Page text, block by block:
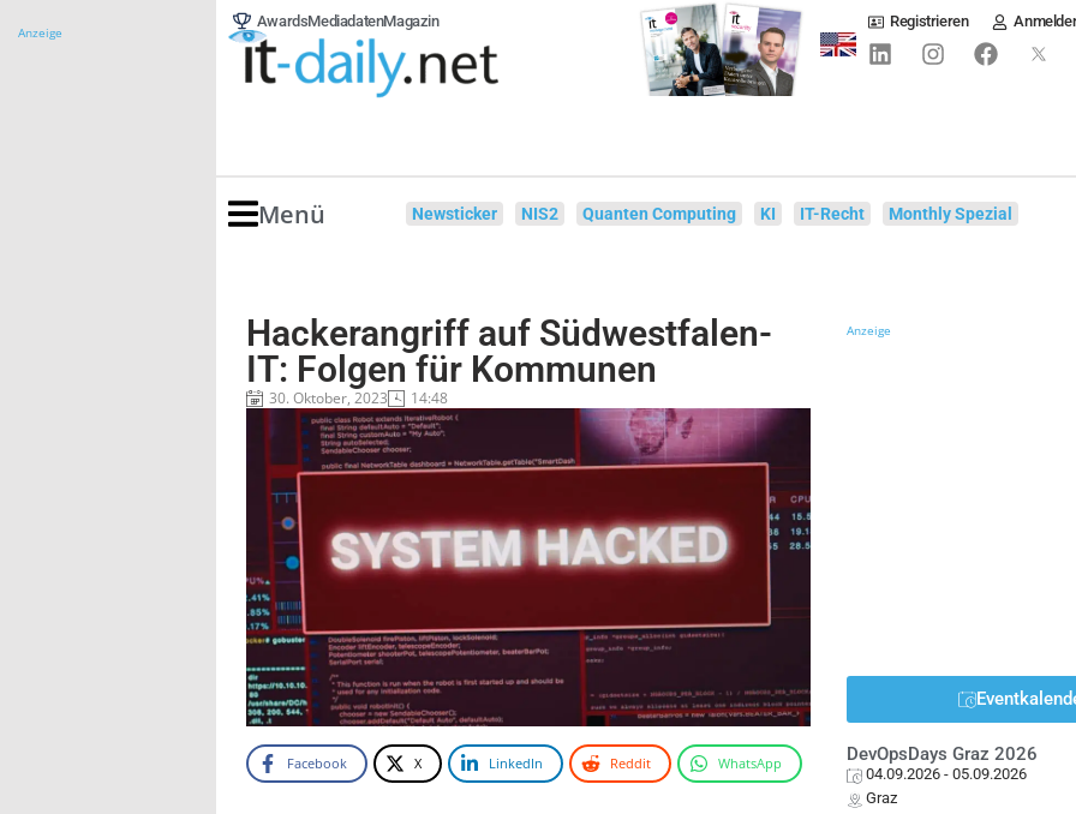
Anzeige
AwardsMediadatenMagazin Registrieren
Menü Newsticker NIS2 Quanten Computing KI IT-Recht Monthly Spezial
Hackerangriff auf Südwestfalen-
IT: Folgen für Kommunen
30. Oktober, 2023 14:48
Facebook X LinkedIn Reddit WhatsApp
Anzeige
DevOpsDays Graz 2026
04.09.2026 - 05.09.2026
Graz